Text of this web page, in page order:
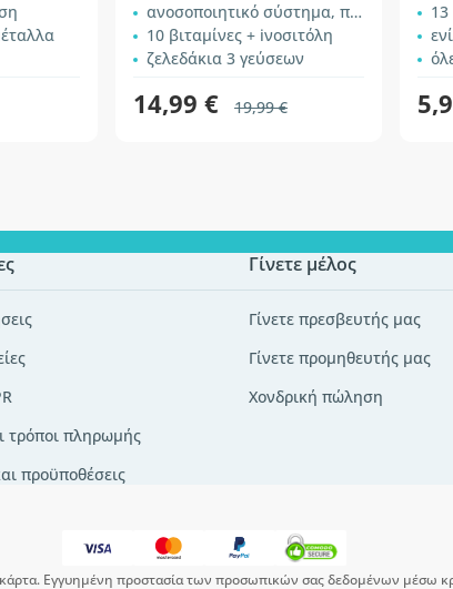
ανοσοποιητικό σύστημα, περισσότερη ενέργεια
10 βιταμίνες + iνοσιτόλη
ζελεδάκια 3 γεύσεων
14,99 € 19,99 €
13
τρόποι πληρωμής
προϋποθέσεις
Γίνετε μέλος
Γίνετε πρεσβευτής μας
Γίνετε προμηθευτής μας
Χονδρική πώληση
Εγγυημένη προστασία των προσωπικών σας δεδομένων μέσω